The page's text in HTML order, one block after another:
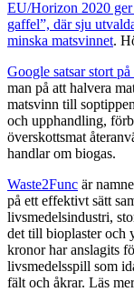
EU/Horizon 2020
gaffel”, där sju
minska matsvinnet.
Google satsar stort
man på att halvera
matsvinn till
och upphandling,
överskottsmat
handlar om biogas.
Waste2Func är
på ett effektivt sätt
livsmedelsindustri,
det till bioplaster och
kronor har anslagits
livsmedelsspill som
fält och åkrar. Läs